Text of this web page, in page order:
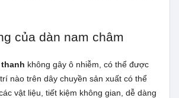
của dàn nam châm
thanh không gây ô nhiễm, có thể được
nào trên dây chuyền sản xuất có thể
vật liệu, tiết kiệm không gian, dễ dàng